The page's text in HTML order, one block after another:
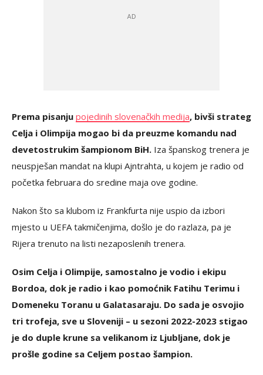
Prema pisanju pojedinih slovenačkih medija, bivši strateg
Celja i Olimpija mogao bi da preuzme komandu nad
devetostrukim šampionom BiH. Iza španskog trenera je
neuspješan mandat na klupi Ajntrahta, u kojem je radio od
početka februara do sredine maja ove godine.
Nakon što sa klubom iz Frankfurta nije uspio da izbori
mjesto u UEFA takmičenjima, došlo je do razlaza, pa je
Rijera trenuto na listi nezaposlenih trenera.
Osim Celja i Olimpije, samostalno je vodio i ekipu
Bordoa, dok je radio i kao pomoćnik Fatihu Terimu i
Domeneku Toranu u Galatasaraju. Do sada je osvojio
tri trofeja, sve u Sloveniji – u sezoni 2022-2023 stigao
je do duple krune sa velikanom iz Ljubljane, dok je
prošle godine sa Celjem postao šampion.